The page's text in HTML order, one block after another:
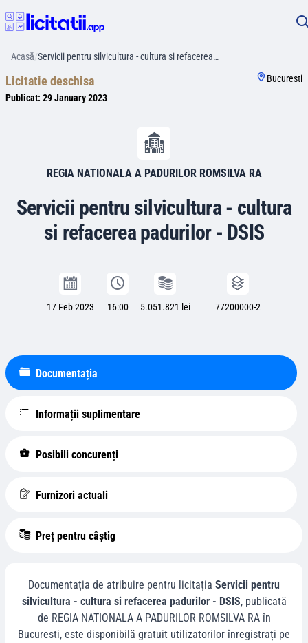
Acasă/Servicii pentru silvicultura - cultura si refacerea…
Licitatie deschisa
Publicat: 29 January 2023
Bucuresti
REGIA NATIONALA A PADURILOR ROMSILVA RA
Servicii pentru silvicultura - cultura
si refacerea padurilor - DSIS
17 Feb 2023 16:00 5.051.821 lei 77200000-2
Documentația
Informații suplimentare
Posibili concurenți
Furnizori actuali
Preț pentru câștig
Documentația de atribuire pentru licitația Servicii pentru
silvicultura - cultura si refacerea padurilor - DSIS, publicată
de REGIA NATIONALA A PADURILOR ROMSILVA RAîn
Bucuresti, este disponibilă gratuit utilizatorilor înregistrați pe